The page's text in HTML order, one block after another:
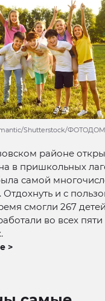
Shutterstock/ФОТОДОМ
районе
в пришкольных
самой
и с
смогли 267
во всех пяти
>